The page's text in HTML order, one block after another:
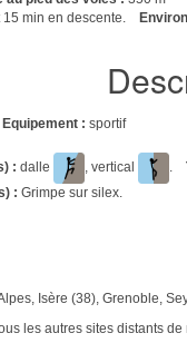
15 min en descente.
Equipement : sportif
: dalle , vertical .
: Grimpe sur silex.
Isère (38), Grenoble,
les autres sites distants